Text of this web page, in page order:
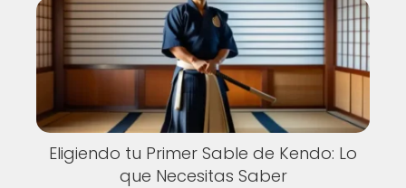
Eligiendo tu Primer Sable de Kendo: Lo
que Necesitas Saber